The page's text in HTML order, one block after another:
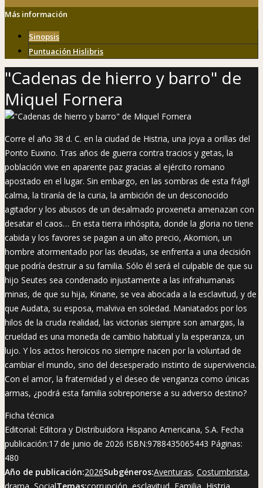
Más información
Sinopsis
Puntuación Hislibris
"Cadenas de hierro y barro" de
Miquel Fornera
Corre el año 38 d. C. en la ciudad de Histria, una joya a orillas del
Ponto Euxino. Tras años de guerra contra tracios y getas, la
población vive en aparente paz gracias al ejército romano
apostado en el lugar. Sin embargo, en las sombras de esta frágil
calma, la tiranía de la curia, la ambición de un desconocido
agitador y los abusos de un desalmado proxeneta amenazan con
desatar el caos… En esta tierra inhóspita, donde la gloria no tiene
cabida y los favores se pagan a un alto precio, Akornion, un
hombre atormentado por las deudas, se enfrenta a una decisión
que podría destruir a su familia. Sólo él será el culpable de que su
hijo Seutes sea condenado injustamente a las infrahumanas
minas, de que su hija, Kinane, se vea abocada a la esclavitud, y de
que Audata, su esposa, malviva en soledad. Maniatados por los
hilos de la cruda realidad, las victorias siempre son amargas, la
crueldad es una moneda de cambio habitual y la esperanza, un
lujo. Y los actos heroicos no siempre nacen por la voluntad de
cambiar el mundo, sino del desesperado instinto de supervivencia.
Con el amor, la fraternidad y el deseo de venganza como únicas
armas, ¿podrá esta familia sobreponerse a su adverso destino?
Ficha técnica
Editorial: Editora y Distribuidora Hispano Americana, S.A. Fecha
publicación:17 de junio de 2026 ISBN:9788435065443 Páginas:
480
Año de publicación:2026Subgéneros:Aventuras, Costumbrista,